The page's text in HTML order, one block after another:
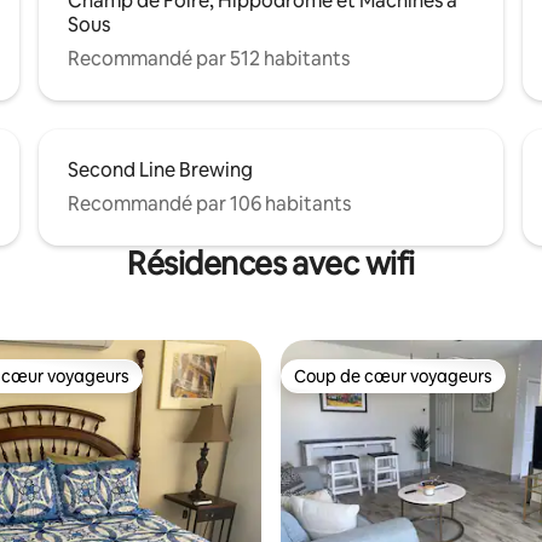
Sous
Recommandé par 512 habitants
Second Line Brewing
Recommandé par 106 habitants
Résidences avec wifi
cœur voyageurs
voyageurs Coup de cœur voyageurs
Coup de cœur voyageurs